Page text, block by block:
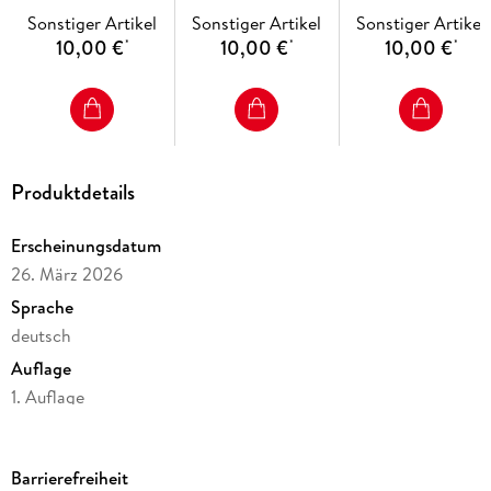
Sonstiger Artikel
10,00 €*
Sonstiger Artikel
10,00 €*
Sonstiger Artikel
10,00 €*
Produktdetails
Erscheinungsdatum
26. März 2026
Sprache
deutsch
Auflage
1. Auflage
Barrierefreiheit